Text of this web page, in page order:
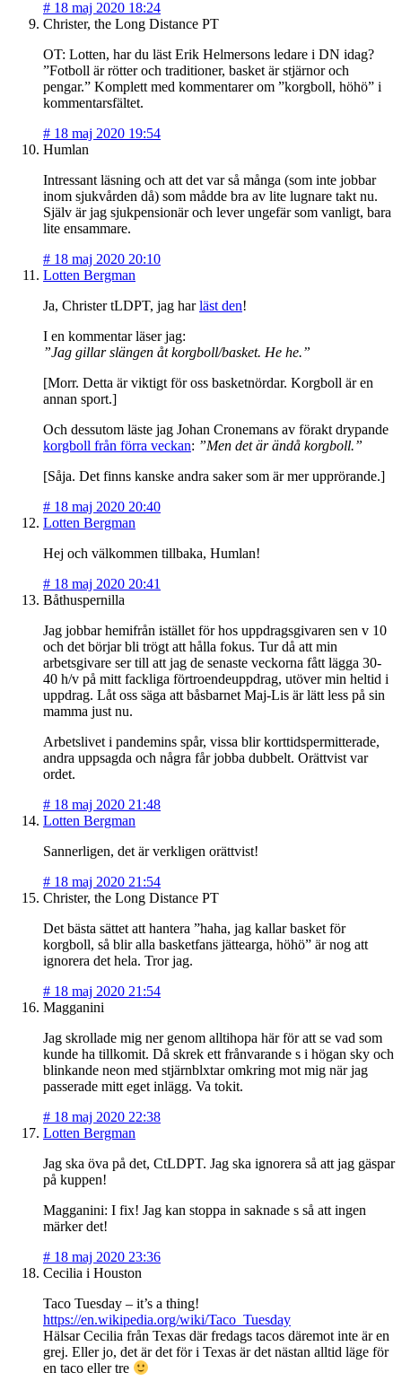
# 18 maj 2020 18:24
Christer, the Long Distance PT
OT: Lotten, har du läst Erik Helmersons ledare i DN idag?
”Fotboll är rötter och traditioner, basket är stjärnor och
pengar.” Komplett med kommentarer om ”korgboll, höhö” i
kommentarsfältet.
# 18 maj 2020 19:54
Humlan
Intressant läsning och att det var så många (som inte jobbar
inom sjukvården då) som mådde bra av lite lugnare takt nu.
Själv är jag sjukpensionär och lever ungefär som vanligt, bara
lite ensammare.
# 18 maj 2020 20:10
Lotten Bergman
Ja, Christer tLDPT, jag harläst den!
I en kommentar läser jag:
”Jag gillar slängen åt korgboll/basket. He he.”
[Morr. Detta är viktigt för oss basketnördar. Korgboll är en
annan sport.]
Och dessutom läste jag Johan Cronemans av förakt drypande
korgboll från förra veckan: ”Men det är ändå korgboll.”
[Såja. Det finns kanske andra saker som är mer upprörande.]
# 18 maj 2020 20:40
Lotten Bergman
Hej och välkommen tillbaka, Humlan!
# 18 maj 2020 20:41
Båthuspernilla
Jag jobbar hemifrån istället för hos uppdragsgivaren sen v 10
och det börjar bli trögt att hålla fokus. Tur då att min
arbetsgivare ser till att jag de senaste veckorna fått lägga 30-
40 h/v på mitt fackliga förtroendeuppdrag, utöver min heltid i
uppdrag. Låt oss säga att båsbarnet Maj-Lis är lätt less på sin
mamma just nu.
Arbetslivet i pandemins spår, vissa blir korttidspermitterade,
andra uppsagda och några får jobba dubbelt. Orättvist var
ordet.
# 18 maj 2020 21:48
Lotten Bergman
Sannerligen, det är verkligen orättvist!
# 18 maj 2020 21:54
Christer, the Long Distance PT
Det bästa sättet att hantera ”haha, jag kallar basket för
korgboll, så blir alla basketfans jättearga, höhö” är nog att
ignorera det hela. Tror jag.
# 18 maj 2020 21:54
Magganini
Jag skrollade mig ner genom alltihopa här för att se vad som
kunde ha tillkomit. Då skrek ett frånvarande s i högan sky och
blinkande neon med stjärnblxtar omkring mot mig när jag
passerade mitt eget inlägg. Va tokit.
# 18 maj 2020 22:38
Lotten Bergman
Jag ska öva på det, CtLDPT. Jag ska ignorera så att jag gäspar
på kuppen!
Magganini: I fix! Jag kan stoppa in saknade s så att ingen
märker det!
# 18 maj 2020 23:36
Cecilia i Houston
Taco Tuesday – it’s a thing!
https://en.wikipedia.org/wiki/Taco_Tuesday
Hälsar Cecilia från Texas där fredags tacos däremot inte är en
grej. Eller jo, det är det för i Texas är det nästan alltid läge för
en taco eller tre